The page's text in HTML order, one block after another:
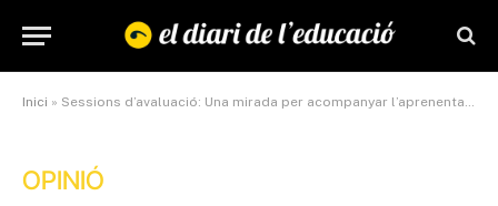
Inici » Sessions d’avaluació: Una mirada per acompanyar l’aprenentatge
OPINIÓ